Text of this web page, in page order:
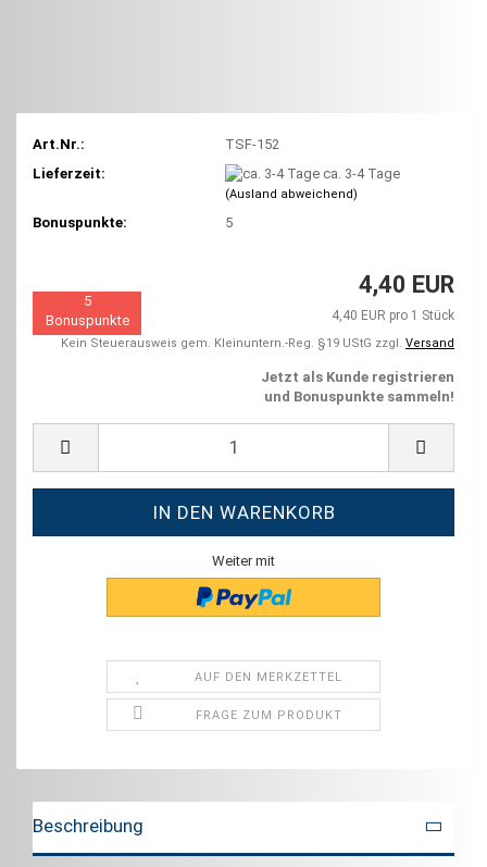
Art.Nr.:
TSF-152
Lieferzeit:
ca. 3-4 Tage
(Ausland abweichend)
Bonuspunkte: 5
4,40 EUR
4,40 EUR pro 1 Stück
Kein Steuerausweis gem. Kleinuntern.-Reg. §19 UStG zzgl. Versand
5
Bonuspunkte
Jetzt als Kunde registrieren
und Bonuspunkte sammeln!
Weiter mit
AUF DEN MERKZETTEL
FRAGE ZUM PRODUKT
Beschreibung